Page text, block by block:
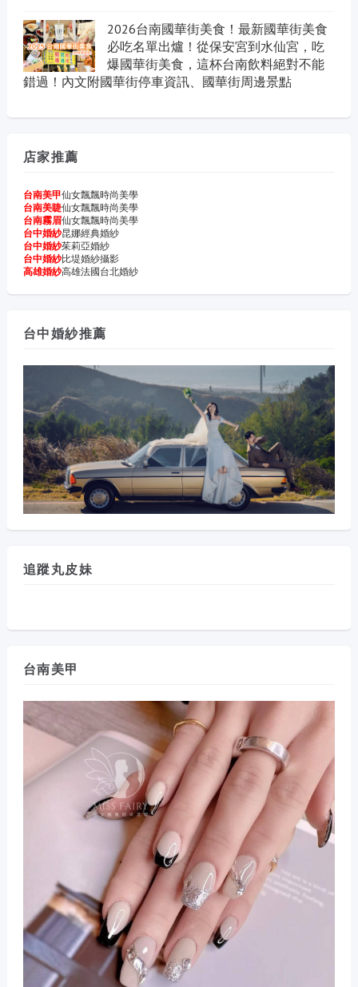
2026台南國華街美食！最新國華街美食
必吃名單出爐！從保安宮到水仙宮，吃
爆國華街美食，這杯台南飲料絕對不能
錯過！內文附國華街停車資訊、國華街周邊景點
店家推薦
台南美甲仙女飄飄時尚美學
台南美睫仙女飄飄時尚美學
台南霧眉仙女飄飄時尚美學
台中婚紗昆娜經典婚紗
台中婚紗茱莉亞婚紗
台中婚紗比堤婚紗攝影
高雄婚紗高雄法國台北婚紗
台中婚紗推薦
追蹤丸皮妹
台南美甲